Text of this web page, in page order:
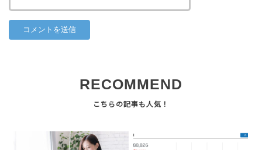
RECOMMEND